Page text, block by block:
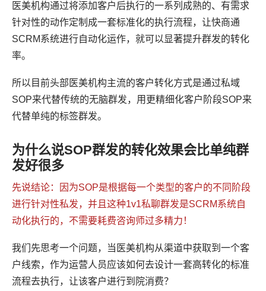
医美机构通过将添加客户后执行的一系列成熟的、有需求
针对性的动作定制成一套标准化的执行流程，让快商通
SCRM系统进行自动化运作，就可以显著提升群发的转化
率。
所以目前头部医美机构主流的客户转化方式是通过私域
SOP来代替传统的无脑群发，用更精细化客户阶段SOP来
代替单纯的标签群发。
为什么说SOP群发的转化效果会比单纯群
发好很多
先说结论：因为SOP是根据每一个类型的客户的不同阶段
进行针对性私发，并且这种1v1私聊群发是SCRM系统自
动化执行的，不需要耗费咨询师过多精力！
我们先思考一个问题，当医美机构从渠道中获取到一个客
户线索，作为运营人员应该如何去设计一套高转化的标准
流程去执行，让该客户进行到院消费？